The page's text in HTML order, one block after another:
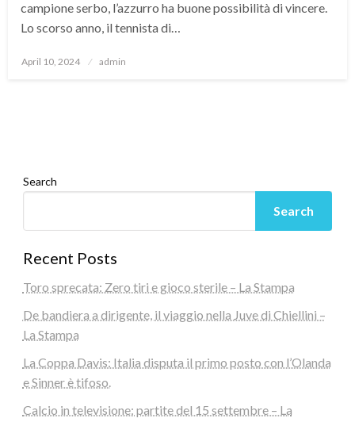
campione serbo, l’azzurro ha buone possibilità di vincere.
Lo scorso anno, il tennista di…
Posted
April 10, 2024 admin
Search
Search
Recent Posts
Toro sprecata: Zero tiri e gioco sterile – La Stampa
De bandiera a dirigente, il viaggio nella Juve di Chiellini –
La Stampa
La Coppa Davis: Italia disputa il primo posto con l’Olanda
e Sinner è tifoso.
Calcio in televisione: partite del 15 settembre – La